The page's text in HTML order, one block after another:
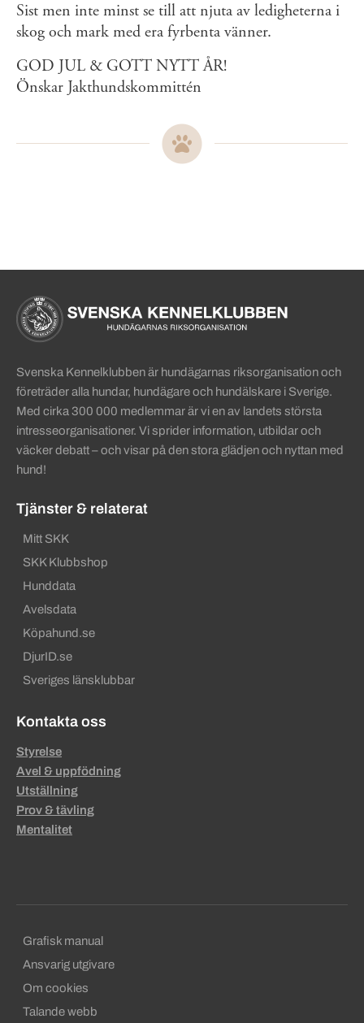
Sist men inte minst se till att njuta av ledigheterna i
skog och mark med era fyrbenta vänner.
GOD JUL & GOTT NYTT ÅR!
Önskar Jakthundskommittén
Sidinformation och
Köpa hund startsida
Svenska Kennelklubben är hundägarnas riksorganisation och
företräder alla hundar, hundägare och hundälskare i Sverige.
Med cirka 300 000 medlemmar är vi en av landets största
intresseorganisationer. Vi sprider information, utbildar och
väcker debatt – och visar på den stora glädjen och nyttan med
hund!
Tjänster & relaterat
Mitt SKK
SKK Klubbshop
Hunddata
Avelsdata
Köpahund.se
DjurID.se
Sveriges länsklubbar
Kontakta oss
Styrelse
Avel & uppfödning
Utställning
Prov & tävling
Mentalitet
Sekundära sidfotslänkar
Grafisk manual
Ansvarig utgivare
Om cookies
Talande webb